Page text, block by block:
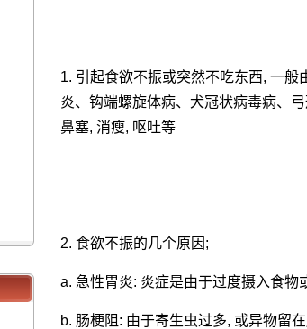
1. 引起食欲不振或突然不吃东西, 一
炎、钩端螺旋体病、犬冠状病毒病、
鼻塞, 消瘦, 呕吐等
2. 食欲不振的几个原因;
a. 急性胃炎: 炎症是由于过度摄入食物
b. 肠梗阻: 由于寄生虫过多, 或异物留